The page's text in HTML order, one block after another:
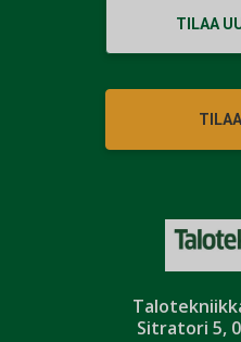
Sitratori 5,
TILAA